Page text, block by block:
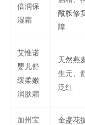
倍润保
湿霜
酰胺修
障
艾惟诺
婴儿舒
缓柔嫩
润肤霜
天然燕
生元、
泛红
加州宝
金盏花